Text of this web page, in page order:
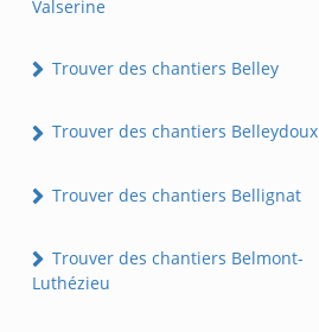
Valserine
Trouver des chantiers Belley
Trouver des chantiers Belleydoux
Trouver des chantiers Bellignat
Trouver des chantiers Belmont-
Luthézieu